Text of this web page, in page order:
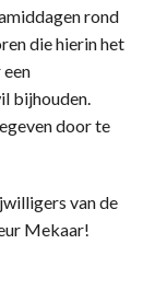
rond
die hierin het
bijhouden.
door te
van de
Mekaar!